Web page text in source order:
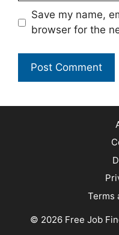
Save my name,
browser for the
Terms
© 2026 Free Job